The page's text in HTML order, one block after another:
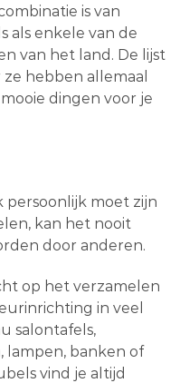
is van
als enkele van de
van het land. De lijst
hebben allemaal
dingen voor je
moet zijn
kan het nooit
door anderen.
op het verzamelen
in veel
salontafels,
lampen, banken of
vind je altijd